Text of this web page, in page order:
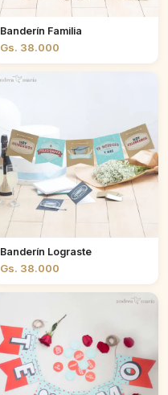
Banderín Familia
Gs. 38.000
Banderín Lograste
Gs. 38.000